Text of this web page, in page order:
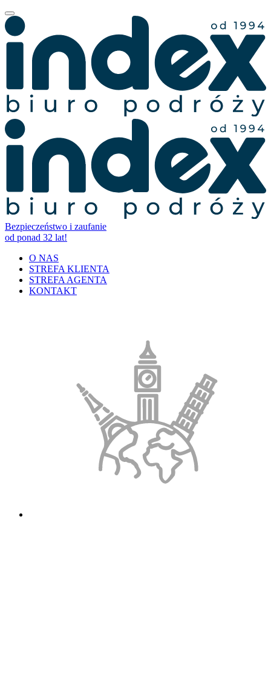
Bezpieczeństwo i zaufanie
od ponad 32 lat!
O NAS
STREFA KLIENTA
STREFA AGENTA
KONTAKT